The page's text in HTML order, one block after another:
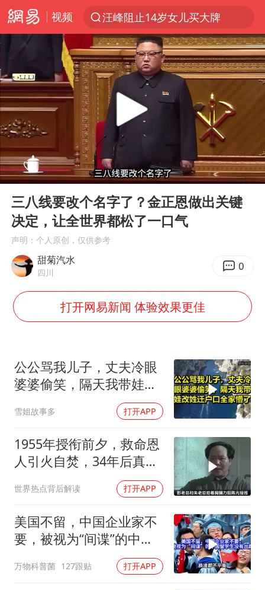
视频
汪峰阻止14岁女儿买大牌
夜幕落下 运动上场
四川宜宾市高县发生4.9级地震
泰国校园枪击案死亡人数升至7人
泸溪河：桃酥吃出金属牙冠视频不实
美国将对多晶硅衍生品加征15%关税
改名后的“青海拉面”店
泰高官回应中国人在泰遭歧视：全面调查
河南某医院2.33亿工程串标案细节披露
公司“上四休三”但要降薪1000元
美媒称美国想用战术核武器对抗中俄
985博士后被曝在妻子孕期出轨后续
“空调24小时开着更省电”不实
Play
00:00 03:55
三八线要改个名字了？金正恩做出关键
决定，让全世界都松了一口气
声明：个人原创，仅供参考
甜菊汽水
四川 0
打开网易新闻 体验效果更佳
公公骂我儿子，丈夫冷眼
婆婆偷笑，隔天我带娃改
姓迁户口全家懵了！
雪姐故事多 打开APP
1955年授衔前夕，救命恩
人引火自焚，34年后真相
世界热点背后解读 打开APP
美国不留，中国企业家不
要，被视为“间谍”的中国
万物科普菌 127跟贴 打开APP